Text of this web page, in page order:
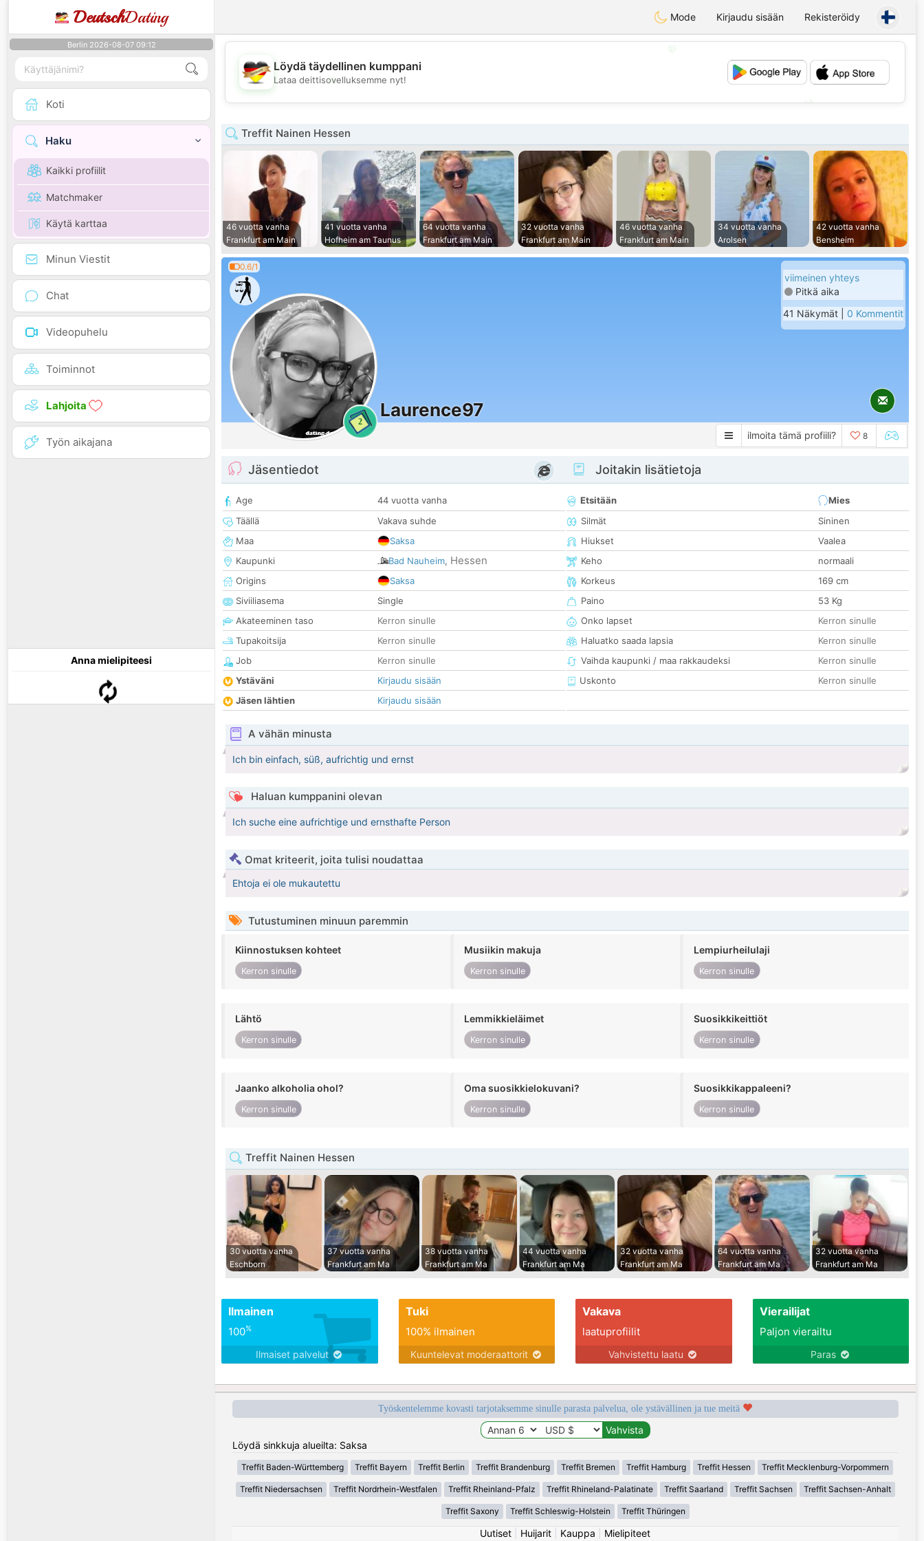
DeutschDating Mode Kirjaudu sisään Rekisteröidy
Berlin 2026-08-07 09:12
Koti
Haku
Kaikki profiilit
Matchmaker
Käytä karttaa
Minun Viestit
Chat
Videopuhelu
Toiminnot
Lahjoita
Työn aikajana
Anna mielipiteesi
💖
💕
Löydä täydellinen kumppani
Lataa deittisovelluksemme nyt!
Treffit Nainen Hessen
46 vuotta vanha
Frankfurt am Main
41 vuotta vanha
Hofheim am Taunus
64 vuotta vanha
Frankfurt am Main
32 vuotta vanha
Frankfurt am Main
46 vuotta vanha
Frankfurt am Main
34 vuotta vanha
Arolsen
42 vuotta vanha
Bensheim
0.6/1
2
Laurence97
viimeinen yhteys
Pitkä aika
41 Näkymät | 0 Kommentit
ilmoita tämä profiili? 8
Jäsentiedot
Age
44 vuotta vanha
Täällä
Vakava suhde
Maa
Saksa
Kaupunki
Bad Nauheim, Hessen
Origins
Saksa
Siviiliasema
Single
Akateeminen taso
Kerron sinulle
Tupakoitsija
Kerron sinulle
Job
Kerron sinulle
Ystäväni
Kirjaudu sisään
Jäsen lähtien
Kirjaudu sisään
Joitakin lisätietoja
Etsitään
Mies
Silmät
Sininen
Hiukset
Vaalea
Keho
normaali
Korkeus
169 cm
Paino
53 Kg
Onko lapset
Kerron sinulle
Haluatko saada lapsia
Kerron sinulle
Vaihda kaupunki / maa rakkaudeksi
Kerron sinulle
Uskonto
Kerron sinulle
A vähän minusta
Ich bin einfach, süß, aufrichtig und ernst
Haluan kumppanini olevan
Ich suche eine aufrichtige und ernsthafte Person
Omat kriteerit, joita tulisi noudattaa
Ehtoja ei ole mukautettu
Tutustuminen minuun paremmin
Kiinnostuksen kohteet
Kerron sinulle
Musiikin makuja
Kerron sinulle
Lempiurheilulaji
Kerron sinulle
Lähtö
Kerron sinulle
Lemmikkieläimet
Kerron sinulle
Suosikkikeittiöt
Kerron sinulle
Jaanko alkoholia ohol?
Kerron sinulle
Oma suosikkielokuvani?
Kerron sinulle
Suosikkikappaleeni?
Kerron sinulle
Treffit Nainen Hessen
30 vuotta vanha
Eschborn
37 vuotta vanha
Frankfurt am Ma
38 vuotta vanha
Frankfurt am Ma
44 vuotta vanha
Frankfurt am Ma
32 vuotta vanha
Frankfurt am Ma
64 vuotta vanha
Frankfurt am Ma
32 vuotta vanha
Frankfurt am Ma
Ilmainen
100%
Ilmaiset palvelut
Tuki
100% ilmainen
Kuuntelevat moderaattorit
Vakava
laatuprofiilit
Vahvistettu laatu
Vierailijat
Paljon vierailtu
Paras
Työskentelemme kovasti tarjotaksemme sinulle parasta palvelua, ole ystävällinen ja tue meitä
Löydä sinkkuja alueilta: Saksa
Treffit Baden-Württemberg Treffit Bayern Treffit Berlin Treffit Brandenburg Treffit Bremen Treffit Hamburg Treffit Hessen Treffit Mecklenburg-Vorpommern
Treffit Niedersachsen Treffit Nordrhein-Westfalen Treffit Rheinland-Pfalz Treffit Rhineland-Palatinate Treffit Saarland Treffit Sachsen Treffit Sachsen-Anhalt
Treffit Saxony Treffit Schleswig-Holstein Treffit Thüringen
Uutiset Huijarit Kauppa Mielipiteet